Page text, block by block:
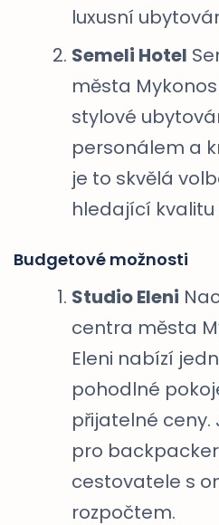
luxusní
Semeli Hotel
města
stylové
personálem a
je to skvělá
hledající kvalitu
Budgetové možnosti
Studio Eleni
centra města
Eleni nabízí
pohodlné
přijatelné
pro
cestovatele s
rozpočtem.